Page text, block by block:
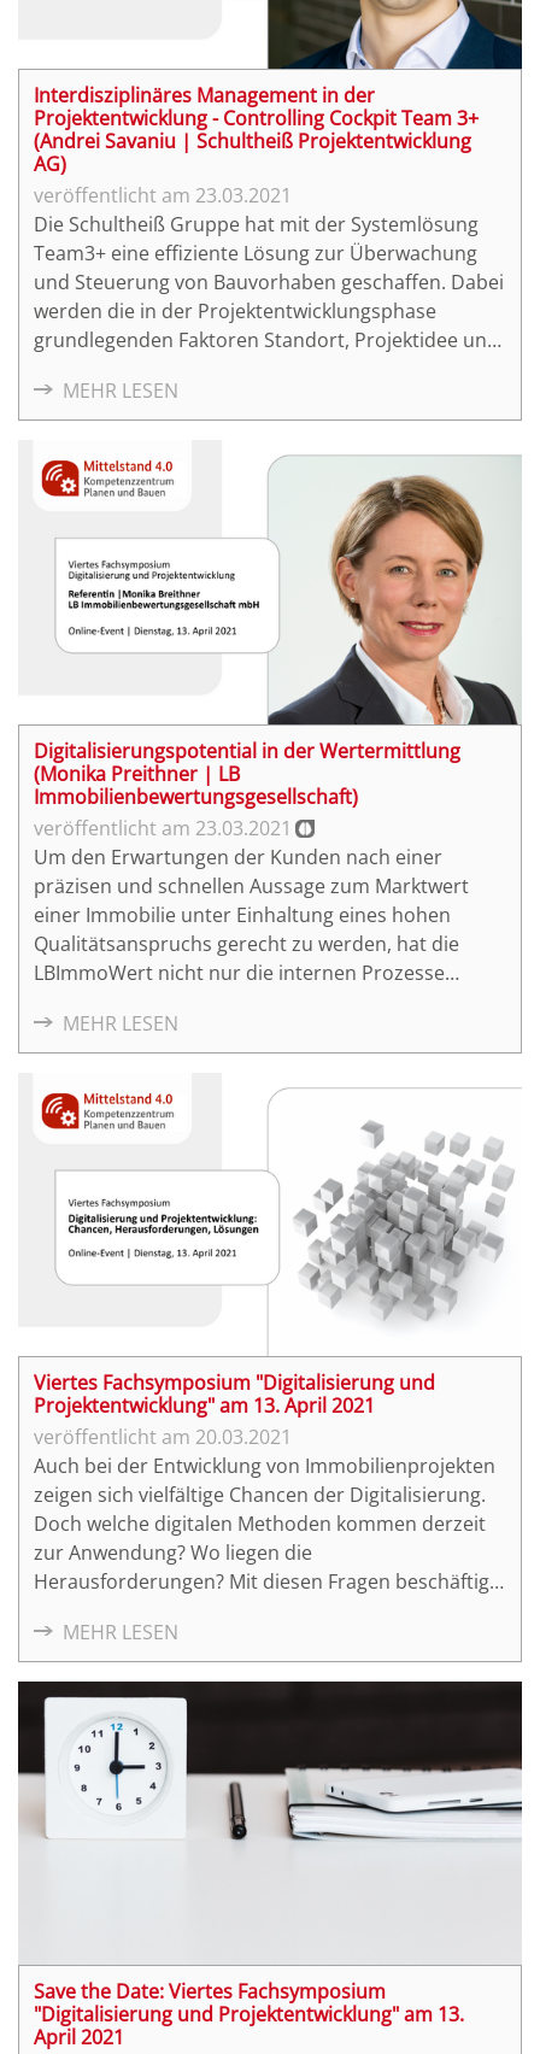
Interdisziplinäres Management in der
Projektentwicklung - Controlling Cockpit Team 3+
(Andrei Savaniu | Schultheiß Projektentwicklung
AG)
23.03.2021
Die Schultheiß Gruppe hat mit der Systemlösung
Team3+ eine effiziente Lösung zur Überwachung
und Steuerung von Bauvorhaben geschaffen. Dabei
werden die in der Projektentwicklungsphase
grundlegenden Faktoren Standort, Projektidee und
Steuerung der Prozesse der gesamten
Wertschöpfungskette zur Anwendung kommt. Wie
diese digitale Lösung in der Praxis funktioniert,
demonstriert Andrei Savaniu, BIM-Manager bei der
Schultheiß Projektentwicklung AG, im Rahmen des
vierten Fachsymposiums "Digitalisierung und
Projektentwicklung" am 13. April 2021.
MEHR LESEN
Digitalisierungspotential in der Wertermittlung
(Monika Preithner | LB
Immobilienbewertungsgesellschaft)
23.03.2021
Um den Erwartungen der Kunden nach einer
präzisen und schnellen Aussage zum Marktwert
einer Immobilie unter Einhaltung eines hohen
Qualitätsanspruchs gerecht zu werden, hat die
LBImmoWert nicht nur die internen Prozesse
sowie weiteren innovativen Tools tiefer in die
Digitalisierung eingestiegen. Inwiefern digitale
Lösungen den Immobilienbewertungsprozess
optimieren können, zeigt Monika Preithner,
Geschäftsführerin der LBImmoWert, im Rahmen
des vierten Fachsymposiums "Digitalisierung und
Projektentwicklung am 13. April 2021.
MEHR LESEN
Viertes Fachsymposium "Digitalisierung und
Projektentwicklung" am 13. April 2021
20.03.2021
Auch bei der Entwicklung von Immobilienprojekten
zeigen sich vielfältige Chancen der Digitalisierung.
Doch welche digitalen Methoden kommen derzeit
zur Anwendung? Wo liegen die
Herausforderungen? Mit diesen Fragen beschäftigt
"Digitalisierung und Projektentwicklung" am
Dienstag, den 13. April 2021.
MEHR LESEN
Save the Date: Viertes Fachsymposium
"Digitalisierung und Projektentwicklung" am 13.
April 2021